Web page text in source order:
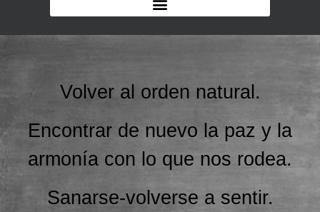
Volver al orden natural.
Encontrar de nuevo la paz y la
armonía con lo que nos rodea.
Sanarse-volverse a sentir.